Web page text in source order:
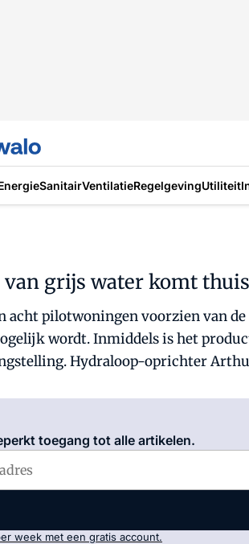
SanitairVentilatieRegelgevingUtiliteit
van grijs water komt thuis
acht pilotwoningen voorzien van
wordt. Inmiddels is het
Hydraloop-oprichter
toegang tot alle artikelen.
week met een gratis account.